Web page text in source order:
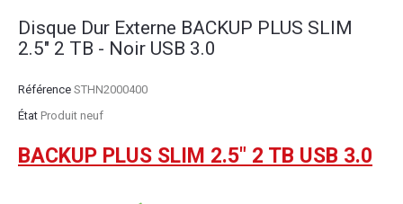
Disque Dur Externe BACKUP PLUS SLIM
2.5" 2 TB - Noir USB 3.0
Référence STHN2000400
État Produit neuf
BACKUP PLUS SLIM 2.5" 2 TB USB 3.0